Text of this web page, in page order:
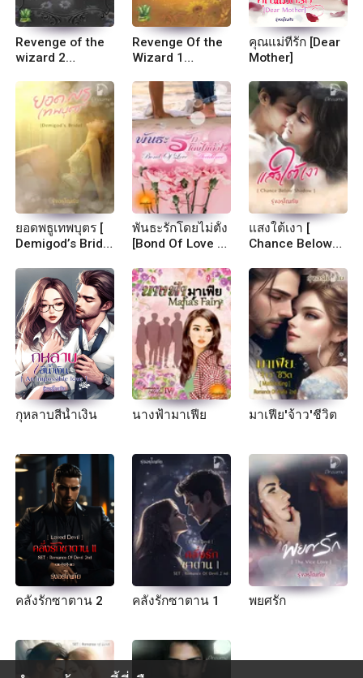
Revenge of the
wizard 2
shadow
Revenge Of the
Wizard 1
Icarus
คุณแม่ที่รัก [Dear
Mother]
ยอดพธูเทพบุตร [
Demigod’s Bride
พันธะรักโดยไม่ตั้ง
[Bond Of Love -
แสงใต้เงา [
Chance Below
กุหลาบสีน้ำเงิน นางฟ้ามาเฟีย มาเฟีย​'จ้าว'ชีวิต
คลั่งรักซาตาน 2 คลั่งรักซาตาน 1 พยศรัก